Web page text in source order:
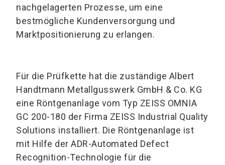
nachgelagerten Prozesse, um eine
bestmögliche Kundenversorgung und
Marktpositionierung zu erlangen.
Für die Prüfkette hat die zuständige Albert
Handtmann Metallgusswerk GmbH & Co. KG
eine Röntgenanlage vom Typ ZEISS OMNIA
GC 200-180 der Firma ZEISS Industrial Quality
Solutions installiert. Die Röntgenanlage ist
mit Hilfe der ADR-Automated Defect
Recognition-Technologie für die